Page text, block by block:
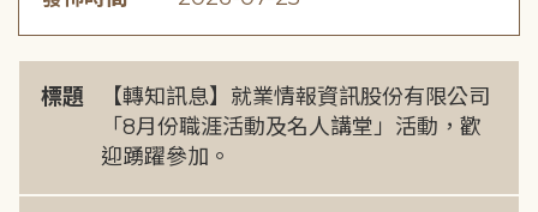
標題
【轉知訊息】就業情報資訊股份有限公司
「8月份職涯活動及名人講堂」活動，歡
迎踴躍參加。